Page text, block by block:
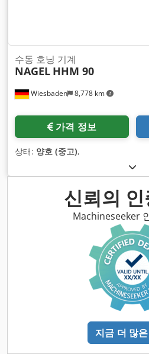
Wiesbaden 8,778 km
수동 호닝 기계
NAGEL HHM 90
가격 정보
상태: 양호 (중고),
신뢰의
Machineseeker
지금 더 많